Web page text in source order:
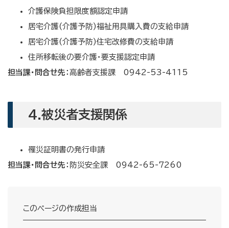
介護保険負担限度額認定申請
居宅介護(介護予防)福祉用具購入費の支給申請
居宅介護(介護予防)住宅改修費の支給申請
住所移転後の要介護・要支援認定申請
担当課・問合せ先： 高齢者支援課 0942-53-4115
4.被災者支援関係
罹災証明書の発行申請
担当課・問合せ先： 防災安全課 0942-65-7260
このページの作成担当